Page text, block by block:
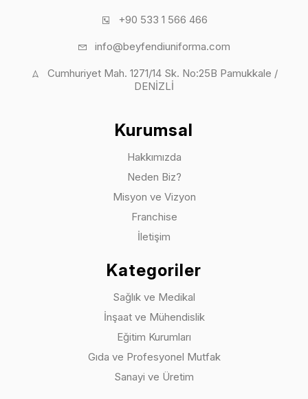
+90 533 1 566 466
info@beyfendiuniforma.com
Cumhuriyet Mah. 1271/14 Sk. No:25B Pamukkale /
DENİZLİ
Kurumsal
Hakkımızda
Neden Biz?
Misyon ve Vizyon
Franchise
İletişim
Kategoriler
Sağlık ve Medikal
İnşaat ve Mühendislik
Eğitim Kurumları
Gıda ve Profesyonel Mutfak
Sanayi ve Üretim